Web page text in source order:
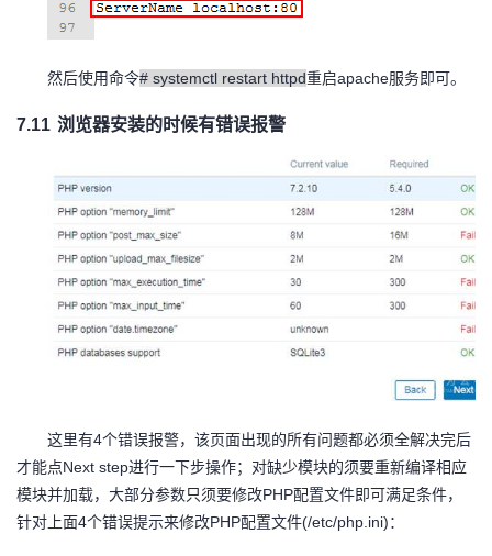
然后使用命令# systemctl restart httpd重启apache服务即可。
7.11 浏览器安装的时候有错误报警
这里有4个错误报警，该页面出现的所有问题都必须全解决完后
才能点Next step进行一下步操作；对缺少模块的须要重新编译相应
模块并加载，大部分参数只须要修改PHP配置文件即可满足条件，
针对上面4个错误提示来修改PHP配置文件(/etc/php.ini) ：